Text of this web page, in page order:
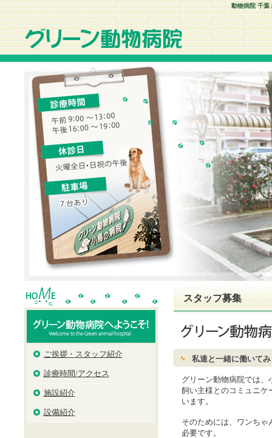
動物病院 千葉
ご挨拶・スタッフ紹介
診療時間/アクセス
施設紹介
設備紹介
スタッフ募集
私達と一緒に働いて
グリーン動物病院では、
飼い主様とのコミュニケ
います。
そのためには、ワンちゃ
必要です。